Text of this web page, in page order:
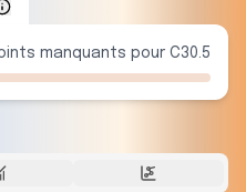
manquants pour C30.5